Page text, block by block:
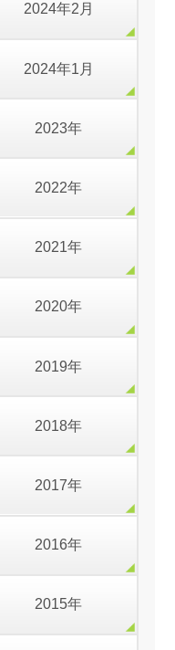
2024年2月
2024年1月
2023年
2022年
2021年
2020年
2019年
2018年
2017年
2016年
2015年